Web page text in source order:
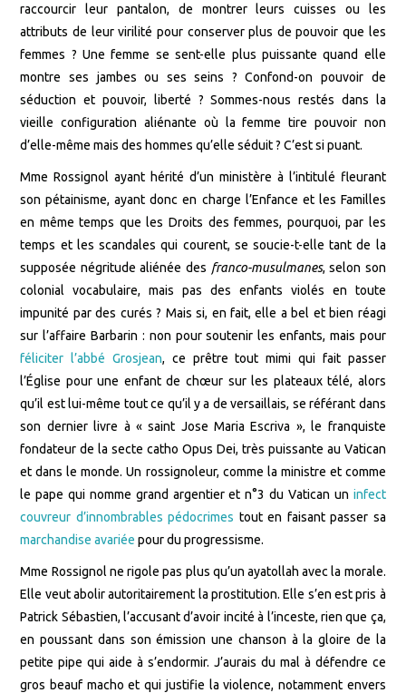
raccourcir leur pantalon, de montrer leurs cuisses ou les
attributs de leur virilité pour conserver plus de pouvoir que les
femmes ? Une femme se sent-elle plus puissante quand elle
montre ses jambes ou ses seins ? Confond-on pouvoir de
séduction et pouvoir, liberté ? Sommes-nous restés dans la
vieille configuration aliénante où la femme tire pouvoir non
d’elle-même mais des hommes qu’elle séduit ? C’est si puant.
Mme Rossignol ayant hérité d’un ministère à l’intitulé fleurant
son pétainisme, ayant donc en charge l’Enfance et les Familles
en même temps que les Droits des femmes, pourquoi, par les
temps et les scandales qui courent, se soucie-t-elle tant de la
supposée négritude aliénée des franco-musulmanes, selon son
colonial vocabulaire, mais pas des enfants violés en toute
impunité par des curés ? Mais si, en fait, elle a bel et bien réagi
sur l’affaire Barbarin : non pour soutenir les enfants, mais pour
féliciter l’abbé Grosjean, ce prêtre tout mimi qui fait passer
l’Église pour une enfant de chœur sur les plateaux télé, alors
qu’il est lui-même tout ce qu’il y a de versaillais, se référant dans
son dernier livre à « saint Jose Maria Escriva », le franquiste
fondateur de la secte catho Opus Dei, très puissante au Vatican
et dans le monde. Un rossignoleur, comme la ministre et comme
le pape qui nomme grand argentier et n°3 du Vatican un infect
couvreur d’innombrables pédocrimes tout en faisant passer sa
marchandise avariée pour du progressisme.
Mme Rossignol ne rigole pas plus qu’un ayatollah avec la morale.
Elle veut abolir autoritairement la prostitution. Elle s’en est pris à
Patrick Sébastien, l’accusant d’avoir incité à l’inceste, rien que ça,
en poussant dans son émission une chanson à la gloire de la
petite pipe qui aide à s’endormir. J’aurais du mal à défendre ce
gros beauf macho et qui justifie la violence, notamment envers